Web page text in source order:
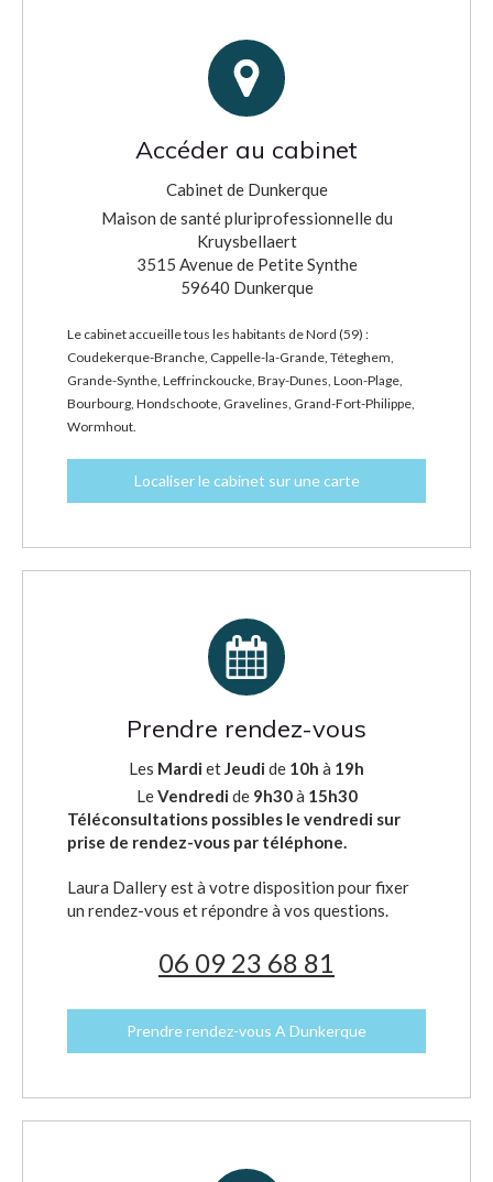
Accéder au cabinet
Cabinet de Dunkerque
Maison de santé pluriprofessionnelle du
Kruysbellaert
3515 Avenue de Petite Synthe
59640 Dunkerque
Le cabinet accueille tous les habitants de Nord (59) :
Coudekerque-Branche, Cappelle-la-Grande, Téteghem,
Grande-Synthe, Leffrinckoucke, Bray-Dunes, Loon-Plage,
Bourbourg, Hondschoote, Gravelines, Grand-Fort-Philippe,
Wormhout.
Localiser le cabinet sur une carte
Prendre rendez-vous
Les Mardi etJeudi de 10h à 19h
LeVendredi de 9h30à 15h30
Téléconsultations possibles le vendredi sur
prise de rendez-vous par téléphone.
Laura Dallery est à votre disposition pour fixer
un rendez-vous et répondre à vos questions.
06 09 23 68 81
Prendre rendez-vous A Dunkerque